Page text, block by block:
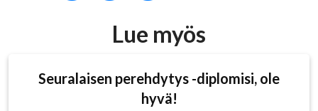
Lue myös
Seuralaisen perehdytys -diplomisi, ole
hyvä!